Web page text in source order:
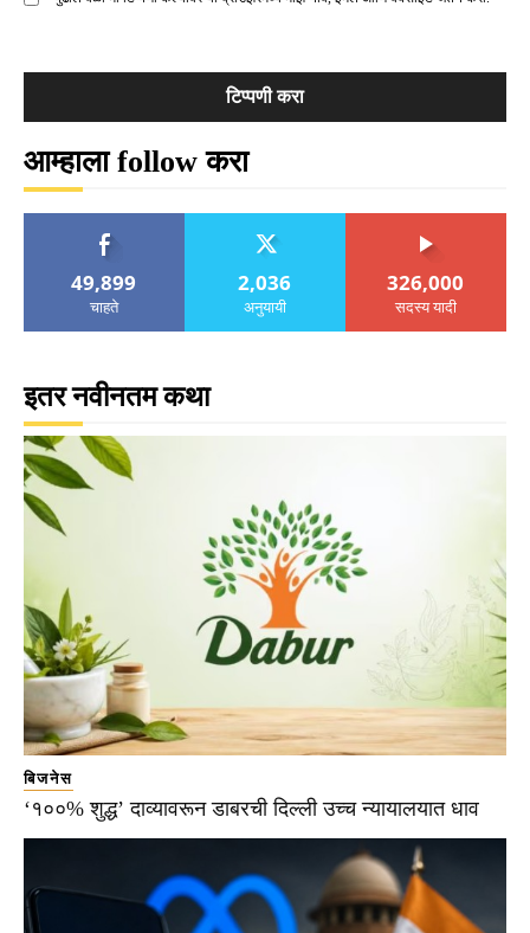
आम्हाला follow करा
49,899
चाहते
2,036
अनुयायी
326,000
सदस्य यादी
इतर नवीनतम कथा
बिजनेस
‘१००% शुद्ध’ दाव्यावरून डाबरची दिल्ली उच्च न्यायालयात धाव